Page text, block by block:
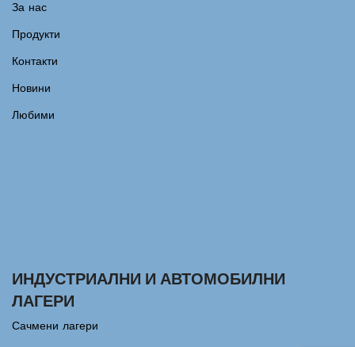
За нас
Продукти
Контакти
Новини
Любими
ИНДУСТРИАЛНИ И АВТОМОБИЛНИ
ЛАГЕРИ
Сачмени лагери